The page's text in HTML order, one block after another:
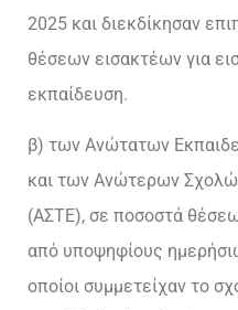
2025 και διεκδίκησαν
θέσεων εισακτέων για
εκπαίδευση.
β) των Ανώτατων
και των Ανώτερων
(ΑΣΤΕ), σε ποσοστά
από υποψηφίους
οποίοι συμμετείχαν το